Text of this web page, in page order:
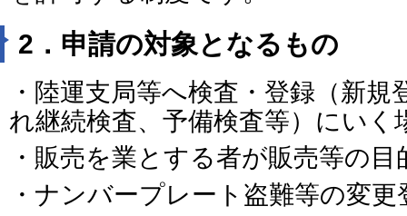
2．申請の対象となるもの
・陸運支局等へ検査・登録（新
れ継続検査、予備検査等）にいく
・販売を業とする者が販売等の
・ナンバープレート盗難等の変更